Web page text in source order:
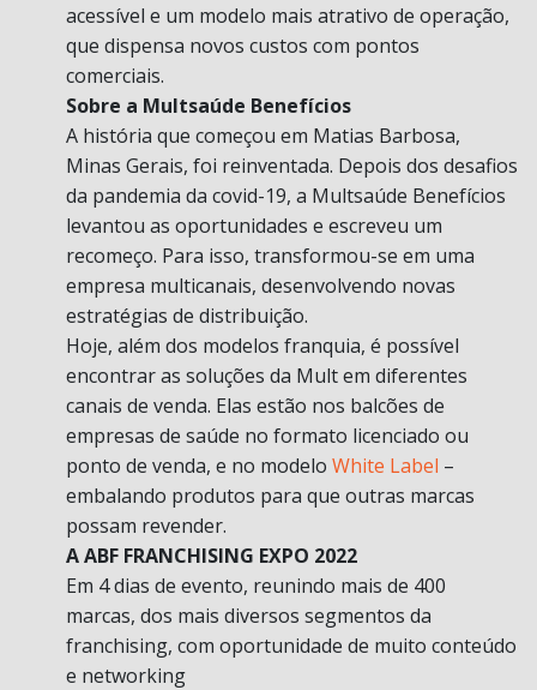
acessível e um modelo mais atrativo de operação,
que dispensa novos custos com pontos
comerciais.
Sobre a Multsaúde Benefícios
A história que começou em Matias Barbosa,
Minas Gerais, foi reinventada. Depois dos desafios
da pandemia da covid-19, a Multsaúde Benefícios
levantou as oportunidades e escreveu um
recomeço. Para isso, transformou-se em uma
empresa multicanais, desenvolvendo novas
estratégias de distribuição.
Hoje, além dos modelos franquia, é possível
encontrar as soluções da Mult em diferentes
canais de venda. Elas estão nos balcões de
empresas de saúde no formato licenciado ou
ponto de venda, e no modelo White Label –
embalando produtos para que outras marcas
possam revender.
A ABF FRANCHISING EXPO 2022
Em 4 dias de evento, reunindo mais de 400
marcas, dos mais diversos segmentos da
franchising, com oportunidade de muito conteúdo
e networking